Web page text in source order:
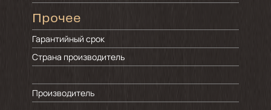
Прочее
Гарантийный срок
Страна производитель
Производитель